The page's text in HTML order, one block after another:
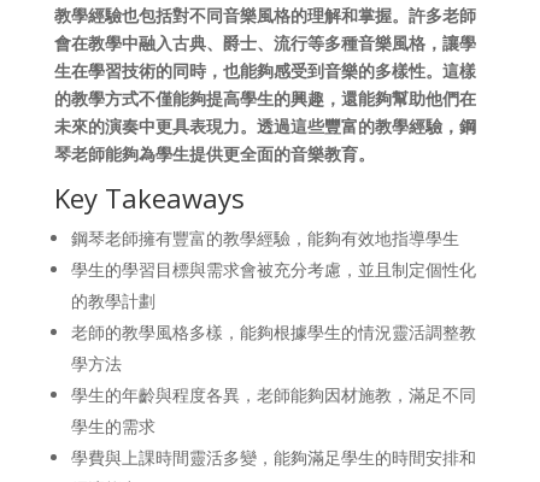
教學經驗也包括對不同音樂風格的理解和掌握。許多老師
會在教學中融入古典、爵士、流行等多種音樂風格，讓學
生在學習技術的同時，也能夠感受到音樂的多樣性。這樣
的教學方式不僅能夠提高學生的興趣，還能夠幫助他們在
未來的演奏中更具表現力。透過這些豐富的教學經驗，鋼
琴老師能夠為學生提供更全面的音樂教育。
Key Takeaways
鋼琴老師擁有豐富的教學經驗，能夠有效地指導學生
學生的學習目標與需求會被充分考慮，並且制定個性化
的教學計劃
老師的教學風格多樣，能夠根據學生的情況靈活調整教
學方法
學生的年齡與程度各異，老師能夠因材施教，滿足不同
學生的需求
學費與上課時間靈活多變，能夠滿足學生的時間安排和